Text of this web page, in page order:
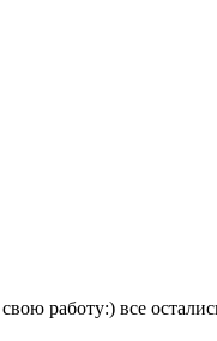
работу:) все